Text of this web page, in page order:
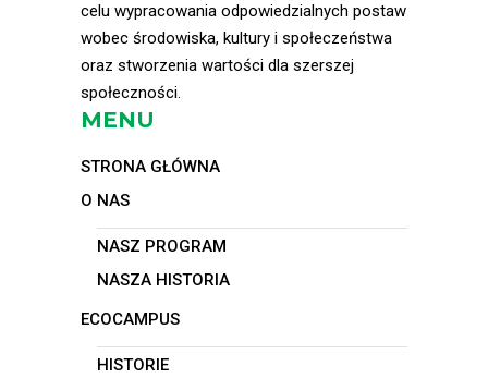
celu wypracowania odpowiedzialnych postaw
wobec środowiska, kultury i społeczeństwa
oraz stworzenia wartości dla szerszej
społeczności.
MENU
STRONA GŁÓWNA
O NAS
NASZ PROGRAM
NASZA HISTORIA
ECOCAMPUS
HISTORIE